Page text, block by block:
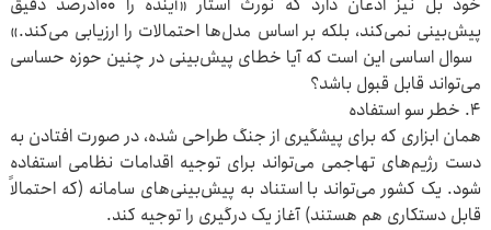
پیش‌بینی نمی‌کند، بلکه بر اساس مدل‌ها احتمالات را ارزیابی می‌کند.»
سوال اساسی این است که آیا خطای پیش‌بینی در چنین حوزه حساسی
می‌تواند قابل قبول باشد؟
۴. خطر سو استفاده
همان ابزاری که برای پیشگیری از جنگ طراحی شده، در صورت افتادن به
دست رژیم‌های تهاجمی می‌تواند برای توجیه اقدامات نظامی استفاده
شود. یک کشور می‌تواند با استناد به پیش‌بینی‌های سامانه (که احتمالاً
قابل دستکاری هم هستند) آغاز یک درگیری را توجیه کند.